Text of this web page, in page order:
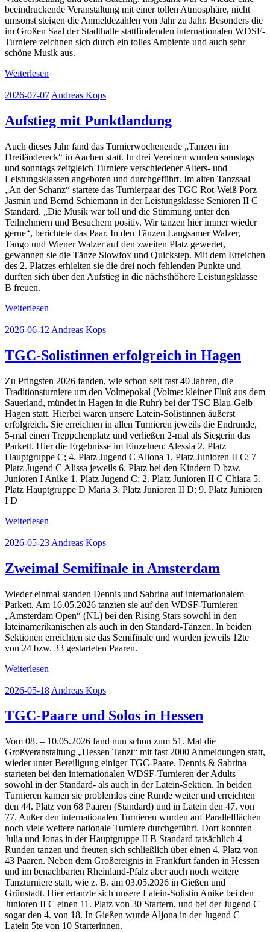
beeindruckende Veranstaltung mit einer tollen Atmosphäre, nicht
umsonst steigen die Anmeldezahlen von Jahr zu Jahr. Besonders die
im Großen Saal der Stadthalle stattfindenden internationalen WDSF-
Turniere zeichnen sich durch ein tolles Ambiente und auch sehr
schöne Musik aus.
Weiterlesen
2026-07-07 Andreas Kops
Aufstieg mit Punktlandung
Auch dieses Jahr fand das Turnierwochenende „Tanzen im
Dreiländereck“ in Aachen statt. In drei Vereinen wurden samstags
und sonntags zeitgleich Turniere verschiedener Alters- und
Leistungsklassen angeboten und durchgeführt. Im alten Tanzsaal
„An der Schanz“ startete das Turnierpaar des TGC Rot-Weiß Porz
Jasmin und Bernd Schiemann in der Leistungsklasse Senioren II C
Standard. „Die Musik war toll und die Stimmung unter den
Teilnehmern und Besuchern positiv. Wir tanzen hier immer wieder
gerne“, berichtete das Paar. In den Tänzen Langsamer Walzer,
Tango und Wiener Walzer auf den zweiten Platz gewertet,
gewannen sie die Tänze Slowfox und Quickstep. Mit dem Erreichen
des 2. Platzes erhielten sie die drei noch fehlenden Punkte und
durften sich über den Aufstieg in die nächsthöhere Leistungsklasse
B freuen.
Weiterlesen
2026-06-12 Andreas Kops
TGC-Solistinnen erfolgreich in Hagen
Zu Pfingsten 2026 fanden, wie schon seit fast 40 Jahren, die
Traditionsturniere um den Volmepokal (Volme: kleiner Fluß aus dem
Sauerland, mündet in Hagen in die Ruhr) bei der TSC Blau-Gelb
Hagen statt. Hierbei waren unsere Latein-Solistinnen äußerst
erfolgreich. Sie erreichten in allen Turnieren jeweils die Endrunde,
5-mal einen Treppchenplatz und verließen 2-mal als Siegerin das
Parkett. Hier die Ergebnisse im Einzelnen: Alessia 2. Platz
Hauptgruppe C; 4. Platz Jugend C Aliona 1. Platz Junioren II C; 7
Platz Jugend C Alissa jeweils 6. Platz bei den Kindern D bzw.
Junioren I Anike 1. Platz Jugend C; 2. Platz Junioren II C Chiara 5.
Platz Hauptgruppe D Maria 3. Platz Junioren II D; 9. Platz Junioren
I D
Weiterlesen
2026-05-23 Andreas Kops
Zweimal Semifinale in Amsterdam
Wieder einmal standen Dennis und Sabrina auf internationalem
Parkett. Am 16.05.2026 tanzten sie auf den WDSF-Turnieren
„Amsterdam Open“ (NL) bei den Risíng Stars sowohl in den
lateinamerikanischen als auch in den Standard-Tänzen. In beiden
Sektionen erreichten sie das Semifinale und wurden jeweils 12te
von 24 bzw. 33 gestarteten Paaren.
Weiterlesen
2026-05-18 Andreas Kops
TGC-Paare und Solos in Hessen
Vom 08. – 10.05.2026 fand nun schon zum 51. Mal die
Großveranstaltung „Hessen Tanzt“ mit fast 2000 Anmeldungen statt,
wieder unter Beteiligung einiger TGC-Paare. Dennis & Sabrina
starteten bei den internationalen WDSF-Turnieren der Adults
sowohl in der Standard- als auch in der Latein-Sektion. In beiden
Turnieren kamen sie problemlos eine Runde weiter und erreichten
den 44. Platz von 68 Paaren (Standard) und in Latein den 47. von
77. Außer den internationalen Turnieren wurden auf Parallelflächen
noch viele weitere nationale Turniere durchgeführt. Dort konnten
Julia und Jonas in der Hauptgruppe II B Standard tatsächlich 4
Runden tanzen und freuten sich schließlich über einen 4. Platz von
43 Paaren. Neben dem Großereignis in Frankfurt fanden in Hessen
und im benachbarten Rheinland-Pfalz aber auch noch weitere
Tanzturniere statt, wie z. B. am 03.05.2026 in Gießen und
Grünstadt. Hier ertanzte sich unsere Latein-Solistin Anike bei den
Junioren II C einen 11. Platz von 30 Startern, und bei der Jugend C
sogar den 4. von 18. In Gießen wurde Aljona in der Jugend C
Latein 5te von 10 Starterinnen.